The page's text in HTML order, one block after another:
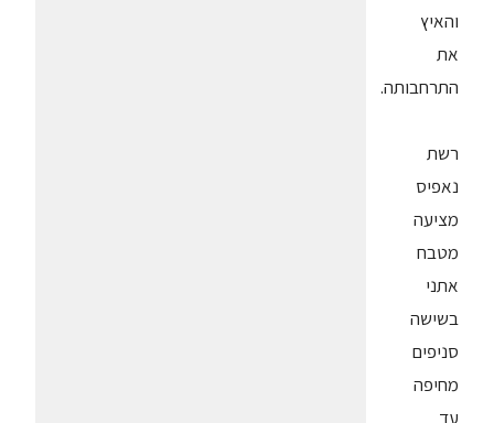
והאיץ
את
התרחבותה.
רשת
נאפיס
מציעה
מטבח
אתני
בשישה
סניפים
מחיפה
עד